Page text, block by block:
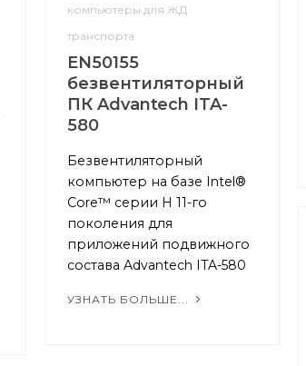
компьютеры для ЖД
транспорта
EN50155
безвентиляторный
ПК Advantech ITA-
580
Безвентиляторный
компьютер на базе Intel®
Core™ серии H 11-го
поколения для
приложений подвижного
состава Advantech ITA-580
УЗНАТЬ БОЛЬШЕ...